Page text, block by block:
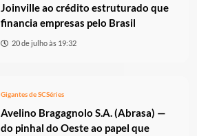
Joinville ao crédito estruturado que
financia empresas pelo Brasil
20 de julho às 19:32
Gigantes de SCSéries
Avelino Bragagnolo S.A. (Abrasa) —
do pinhal do Oeste ao papel que